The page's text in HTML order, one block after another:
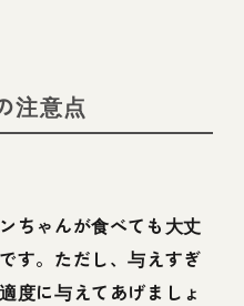
注意点
ちゃんが食べても大丈
す。ただし、与えすぎ
度に与えてあげましょ